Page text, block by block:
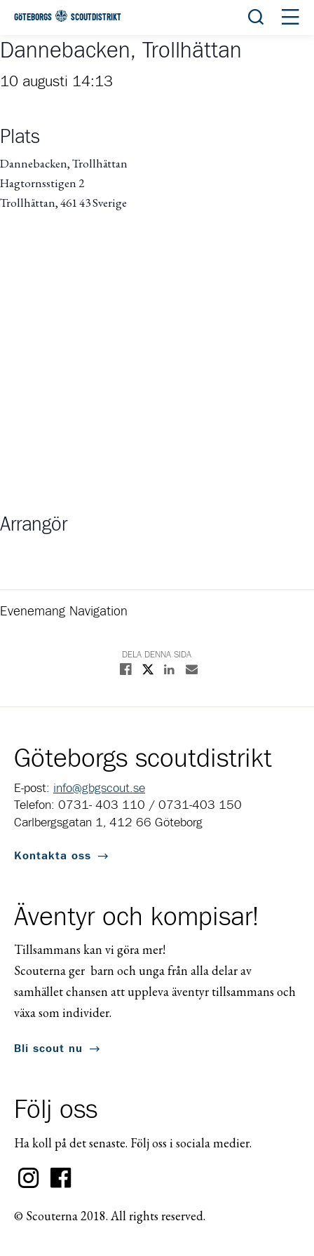
GÖTEBORGS SCOUTDISTRIKT Öppna
Dannebacken, Trollhättan
10 augusti 14:13
Plats
Dannebacken, Trollhättan
Hagtornsstigen 2
Trollhättan,461 43Sverige
Arrangör
Evenemang Navigation
DELA DENNA SIDA
Dela på Facebook
Dela på XDela på Linkedin
Dela med E-post
Göteborgs scoutdistrikt
E-post: info@gbgscout.se
Telefon: 0731- 403 110 / 0731-403 150
Carlbergsgatan 1, 412 66 Göteborg
Kontakta oss
Äventyr och kompisar!
Tillsammans kan vi göra mer!
Scouterna ger barn och unga från alla delar av
samhället chansen att uppleva äventyr tillsammans och
växa som individer.
Bli scout nu
Följ oss
Ha koll på det senaste. Följ oss i sociala medier.
© Scouterna 2018. All rights reserved.